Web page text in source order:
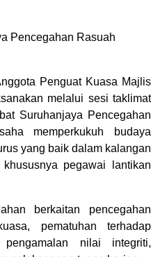
Pencegahan Rasuah
Penguat Kuasa Majlis
melalui sesi taklimat
Suruhanjaya Pencegahan
memperkukuh budaya
yang baik dalam kalangan
pegawai lantikan
berkaitan pencegahan
pematuhan terhadap
nilai integriti,